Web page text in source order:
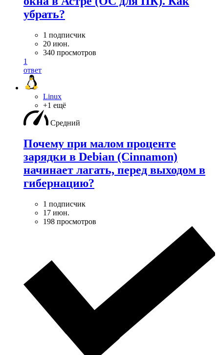
убрать?
1 подписчик
20 июн.
340 просмотров
1
ответ
Linux
+1 ещё
Средний
Почему при малом проценте
зарядки в Debian (Cinnamon)
начинает лагать, перед выходом в
гибернацию?
1 подписчик
17 июн.
198 просмотров